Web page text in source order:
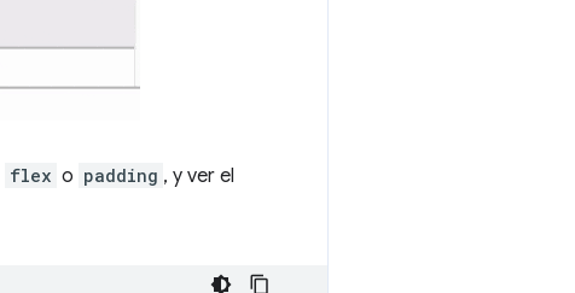
flex o padding , y ver el